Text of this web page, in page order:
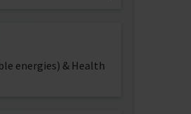
energies) & Health